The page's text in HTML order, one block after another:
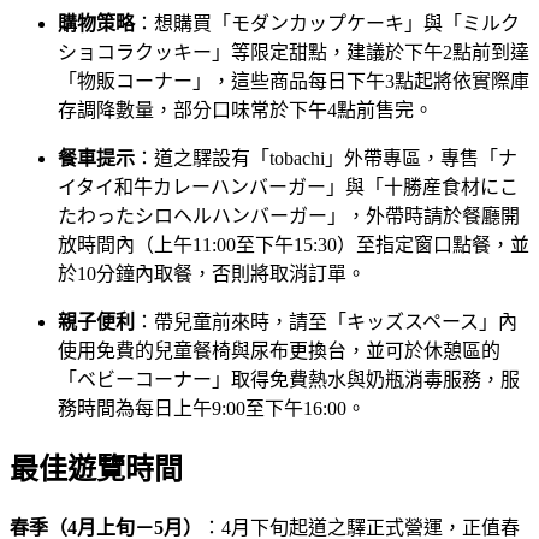
購物策略：想購買「モダンカップケーキ」與「ミルク
ショコラクッキー」等限定甜點，建議於下午2點前到達
「物販コーナー」，這些商品每日下午3點起將依實際庫
存調降數量，部分口味常於下午4點前售完。
餐車提示 ：道之驛設有「tobachi」外帶專區，專售「ナ
イタイ和牛カレーハンバーガー」與「十勝産食材にこ
たわったシロヘルハンバーガー」，外帶時請於餐廳開
放時間內（上午11:00至下午15:30）至指定窗口點餐，並
於10分鐘內取餐，否則將取消訂單。
親子便利 ：帶兒童前來時，請至「キッズスペース」內
使用免費的兒童餐椅與尿布更換台，並可於休憩區的
「ベビーコーナー」取得免費熱水與奶瓶消毒服務，服
務時間為每日上午9:00至下午16:00。
最佳遊覽時間
春季（4月上旬－5月）
：4月下旬起道之驛正式營運，正值春